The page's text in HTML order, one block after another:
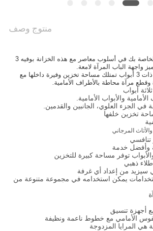
منتوج وصف
تحديث غرفة الطعام الخاصة بك في أسلوب معاصر مع هذه الخزانة بوفيه 3
واجهة الباب المرآة لامعة.
هذه الخزانة المتوهجة ذات 3 أبواب تمتلك مساحة تخزين وفيرة داخلها مع
وقطع مرآة محاطة بالأطراف الأمامية.
أبواب
والأبواب الأمامية.
في الجزء العلوي، الجانبين والقدمين.
تخزين خلفها
المرجاني
تنافسي
وأفضل خدمة
توفر مساحة كبيرة للتخزين
ذهبي
سيزيد من إعداد أي غرفة
يمكن استخدامه في مجموعة متنوعة من
الأمامي مع خطوط ناعمة ونظيفة
المرايا المزدوجة